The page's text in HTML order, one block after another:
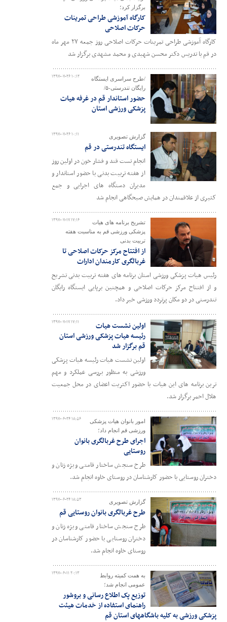
برگزار کرد؛
کارگاه آموزشی طراحی تمرینات
حرکات اصلاحی
کارگاه آموزشی طراحی تمرینات حرکات اصلاحی روز جمعه ۲۷ مهر ماه
در قم با تدریس دکتر محسن شهیدی و محمد مشهدی برگزار شد
۱۳۹۷-۰۷-۲۶ ۱۰:۱۲
/طرح سراسری ایستگاه
رایگان تندرستی-۵/
حضور استاندار قم در غرفه هیات
پزشکی ورزشی استان
۱۳۹۷-۰۷-۲۶ ۱۰:۱۱ گزارش تصویری
ایستگاه تندرستی در قم
انجام تست قند و فشار خون در اولین روز
از هفته تربیت بدنی با حضور استاندار و
مدیران دستگاه های اجرایی و جمع
کثیری از علاقمندان در همایش صبحگاهی انجام شد
۱۳۹۷-۰۷-۱۷ ۱۷:۱۶
تشریح برنامه های هیات
پزشکی ورزشی قم به مناسبت هفته
تربیت بدنی
از افتتاح مرکز حرکات اصلاحی تا
غربالگری کارمندان ادارات
رئیس هیات پزشکی ورزشی استان برنامه های هفته تربیت بدنی تشریح
و از افتتاح مرکز حرکات اصلاحی و همچنین برپایی ایستگاه رایگان
تندرستی در دو مکان پرتردد ورزشی خبر داد.
۱۳۹۷-۰۷-۱۷ ۱۷:۱۱
اولین نشست هیات
رئیسه هیات پزشکی ورزشی استان
قم برگزار شد
اولین نشست هیات رئیسه هیات پزشکی
ورزشی به منظور بررسی عملکرد و مهم
ترین برنامه های این هیات با حضور اکثریت اعضای در محل جمعیت
هلال احمر برگزار شد.
۱۳۹۷-۰۶-۲۴ ۱۸:۵۶
امور بانوان هیات پزشکی
ورزشی قم انجام داد؛
اجرای طرح غربالگری بانوان
روستایی
طرح سنجش ساختار قامتی ویژه زنان و
دختران روستایی با حضور کارشناسان در روستای خاوه انجام شد.
۱۳۹۷-۰۶-۲۴ ۱۸:۵۳ گزارش تصویری
طرح غربالگری بانوان روستایی قم
طرح سنجش ساختار قامتی ویژه زنان و
دختران روستایی با حضور کارشناسان در
روستای خاوه انجام شد.
۱۳۹۷-۰۶-۱۱ ۲۰:۱۳
به همت کمیته روابط
عمومی انجام شد؛
توزیع پک اطلاع رسانی و بروشور
راهنمای استفاده از خدمات هیئت
پزشکی ورزشی به کلیه باشگاههای استان قم